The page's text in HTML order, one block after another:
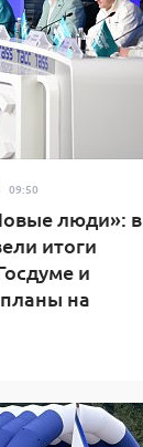
09:50
люди»: в
итоги
и
на